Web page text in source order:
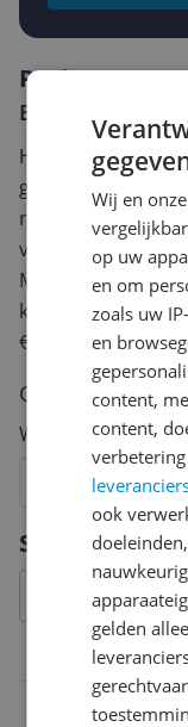
Specificaties
Ingrediënten
Reviews
Er zijn nog geen
Heb jij dit product
geven? Start dan
review.
van een review
Met jouw mening
keuze te maken
€250,-!
Klik hier
Cijfer
Welk cijfer geef jij
3
2
Wij en
op uw
en om
zoals uw
en
content,
content,
ook
gelden